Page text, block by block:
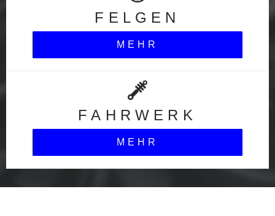
FELGEN
MEHR
FAHRWERK
MEHR